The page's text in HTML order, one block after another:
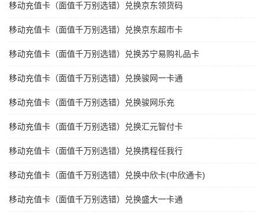
移动充值卡（面值千万别选错）兑换京东领货码
移动充值卡（面值千万别选错）兑换京东超市卡
移动充值卡（面值千万别选错）兑换苏宁易购礼品卡
移动充值卡（面值千万别选错）兑换骏网一卡通
移动充值卡（面值千万别选错）兑换骏网乐充
移动充值卡（面值千万别选错）兑换汇元智付卡
移动充值卡（面值千万别选错）兑换携程任我行
移动充值卡（面值千万别选错）兑换中欣卡(中欣通卡)
移动充值卡（面值千万别选错）兑换盛大一卡通